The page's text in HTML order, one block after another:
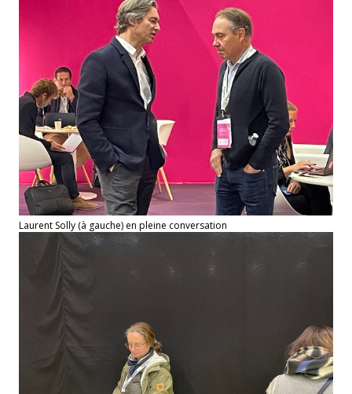
Laurent Solly (à gauche) en pleine conversation